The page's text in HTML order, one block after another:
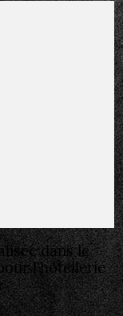
dans le
l'hôtellerie